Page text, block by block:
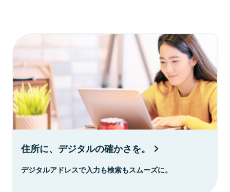
住所に、デジタルの確かさを。
デジタルアドレスで入力も検索もスムーズに。